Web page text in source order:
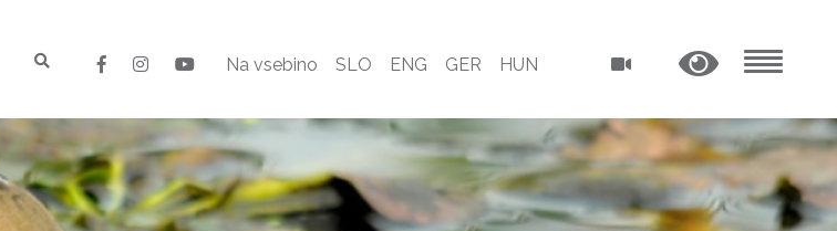
Na vsebino SLO ENG GER HUN